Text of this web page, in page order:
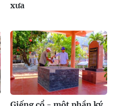
xưa